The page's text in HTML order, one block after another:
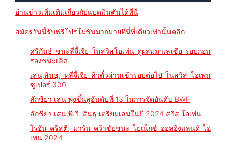
อ่านข่าวเพิ่มเติมเกี่ยวกับแบดมินตันได้ที่นี่
สมัครวันนี้รับฟรีโปรโมชั่นมากมายที่นี่ที่เดียวเท่านั้นคลิก
ศรีกันธ์ ชนะลี่จี้เจีย ในสวิสโอเพ่น คู่ผสมมาเลเซีย รอบก่อน
รองชนะเลิศ
เสน,สินธุ, หลี่จี้เจีย ลิ่วตั๋วผ่านเข้ารอบต่อไป ในสวิส โอเพ่น
ซูเปอร์ 300
ลักชียา เสน พุ่งขึ้นสู่อันดับที่ 13 ในการจัดอันดับ BWF
ลักชียา เสน,พี.วี. สินธุ เตรียมเล่นในปี 2024 สวิส โอเพ่น
ไรอัน คริสตี, มาริน คว้าชัยชนะ โยเน็กซ์ ออลอิงแลนด์ โอ
เพน 2024